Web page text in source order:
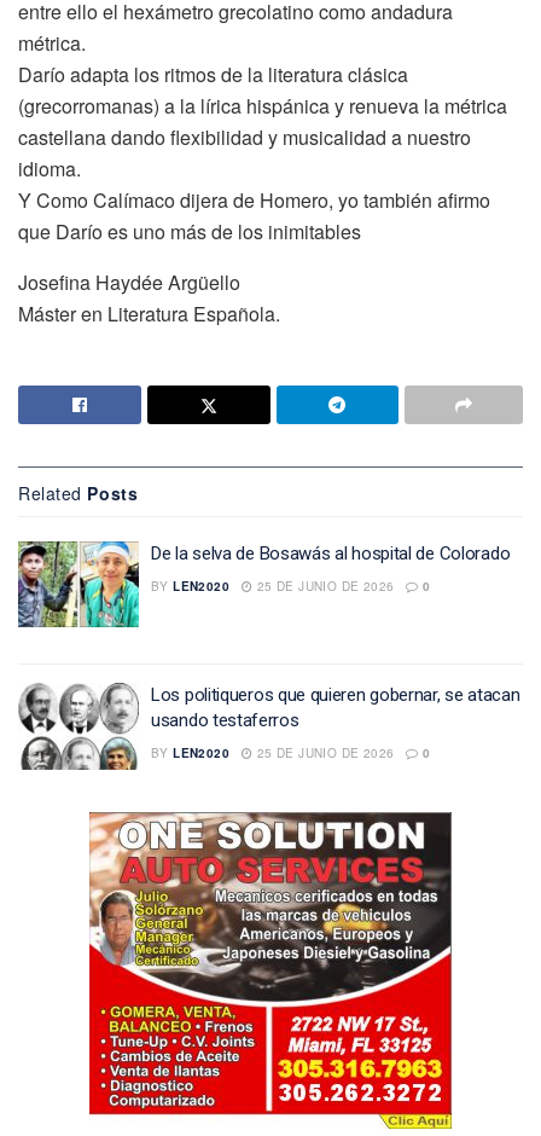
entre ello el hexámetro grecolatino como andadura
métrica.
Darío adapta los ritmos de la literatura clásica
(grecorromanas) a la lírica hispánica y renueva la métrica
castellana dando flexibilidad y musicalidad a nuestro
idioma.
Y Como Calímaco dijera de Homero, yo también afirmo
que Darío es uno más de los inimitables
Josefina Haydée Argüello
Máster en Literatura Española.
Related Posts
De la selva de Bosawás al hospital de Colorado
BY LEN2020 25 DE JUNIO DE 2026 0
Los politiqueros que quieren gobernar, se atacan
usando testaferros
BY LEN2020 25 DE JUNIO DE 2026 0